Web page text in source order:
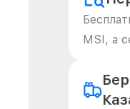
MSI, а